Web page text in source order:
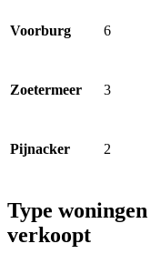
Voorburg 6
Zoetermeer 3
Pijnacker 2
Type
verkoopt